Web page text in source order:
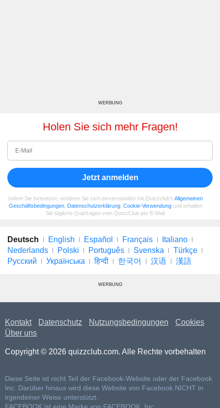
WERBUNG
Holen Sie sich mehr Fragen!
Jetzt anmelden
Indem Sie fortsetzen, erklären Sie sich einverstanden mit Quizzclub's Allgemeinen
Geschäftsbedingungen Datenschutzerklärung Cookie-Verwendung und erhalten
Sie tägliche Quizfragen vom QuizzClub per E-Mail.
Deutsch English Español Français
Italiano
Nederlands
Polski Português Svenska
Türkçe
Русский
Українська हिन्दी 한국어 汉语 漢語
WERBUNG
Kontakt Datenschutz Nutzungsbedingungen
Cookies
Über uns
Copyright © 2026 quizzclub.com. Alle Rechte vorbehalten
Diese Seite ist nicht Teil der Facebook-Website oder der Facebook
Inc. Darüber hinaus wird diese Website von Facebook NICHT in
irgendeiner Weise unterstützt.